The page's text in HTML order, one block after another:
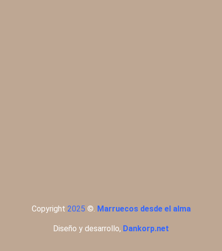
Copyright 2025 ©. Marruecos desde el alma
Diseño y desarrollo, Dankorp.net